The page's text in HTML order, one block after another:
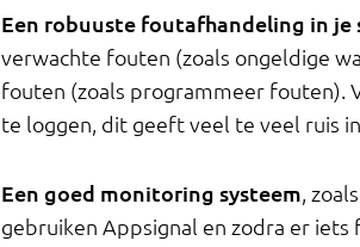
Een robuuste foutafhandeling in je
verwachte fouten (zoals ongeldige
fouten (zoals programmeer fouten).
te loggen, dit geeft veel te veel ruis
Een goed monitoring systeem,
gebruiken Appsignal en zodra er